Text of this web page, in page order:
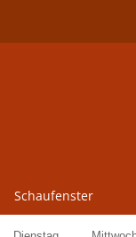
Schaufenster